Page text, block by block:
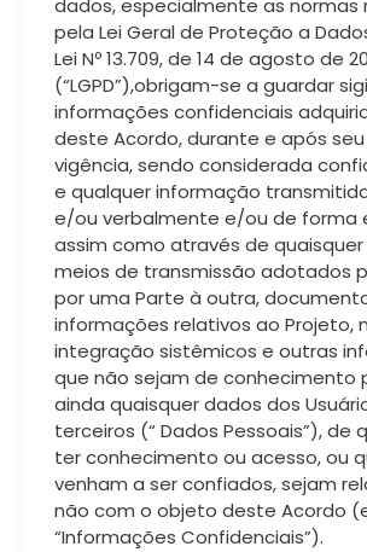
dados, especialmente as normas
pela Lei Geral de Proteção a
Lei Nº 13.709, de 14 de agosto de
(“LGPD”),obrigam-se a guardar
informações confidenciais
deste Acordo, durante e após
vigência, sendo considerada
e qualquer informação
e/ou verbalmente e/ou de forma
assim como através de
meios de transmissão adotados
por uma Parte à outra,
informações relativos ao Projeto,
integração sistêmicos e outras
que não sejam de conhecimento
ainda quaisquer dados dos
terceiros (“ Dados Pessoais”), de
ter conhecimento ou acesso, ou
venham a ser confiados, sejam
não com o objeto deste Acordo
“Informações Confidenciais”).